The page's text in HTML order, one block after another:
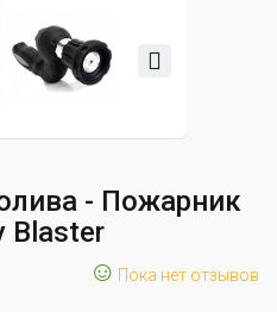
- Пожарник
Blaster
☺ Пока нет отзывов